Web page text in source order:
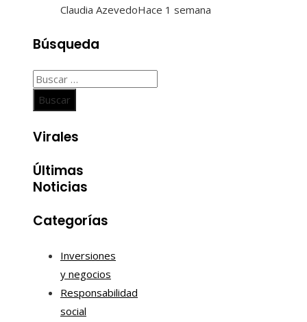
Claudia AzevedoHace 1 semana
Búsqueda
Buscar:
Virales
Últimas
Noticias
Categorías
Inversiones
y negocios
Responsabilidad
social